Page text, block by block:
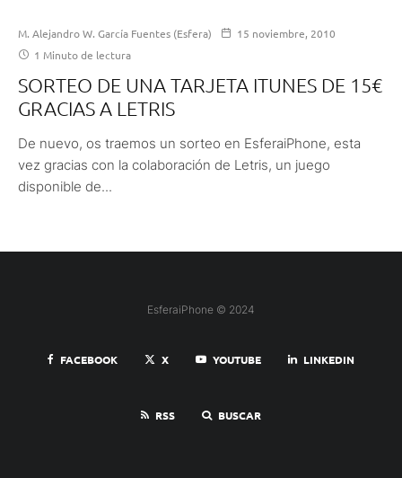
M. Alejandro W. García Fuentes (Esfera)
15 noviembre, 2010
1 Minuto de lectura
SORTEO DE UNA TARJETA ITUNES DE 15€
GRACIAS A LETRIS
De nuevo, os traemos un sorteo en EsferaiPhone, esta
vez gracias con la colaboración de Letris, un juego
disponible de...
EsferaiPhone © 2024
FACEBOOK X YOUTUBE LINKEDIN
RSS BUSCAR